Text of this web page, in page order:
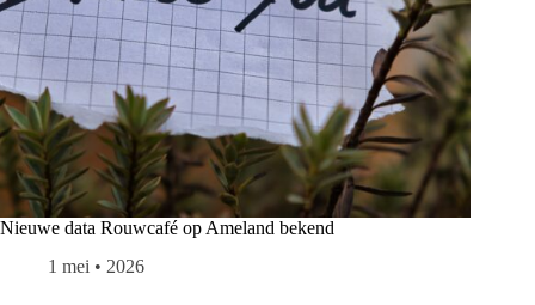
Nieuwe data Rouwcafé op Ameland bekend
1 mei • 2026